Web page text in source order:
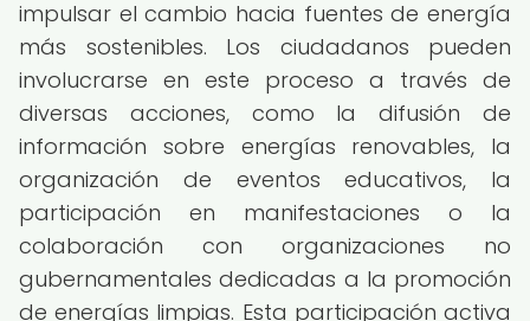
impulsar el cambio hacia fuentes de energía
más sostenibles. Los ciudadanos pueden
involucrarse en este proceso a través de
diversas acciones, como la difusión de
información sobre energías renovables, la
organización de eventos educativos, la
participación en manifestaciones o la
colaboración con organizaciones no
gubernamentales dedicadas a la promoción
de energías limpias. Esta participación activa